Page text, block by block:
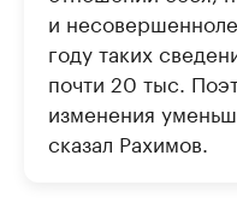
и
году таких
почти 20 тыс.
изменения
сказал Рахимов.